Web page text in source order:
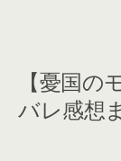
【憂国の
バレ感想